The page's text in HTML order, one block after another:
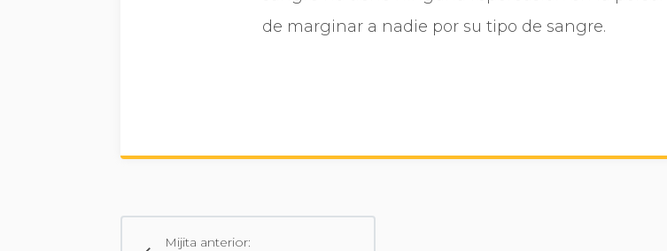
de marginar a nadie por su tipo de sangre.
Mijita anterior: